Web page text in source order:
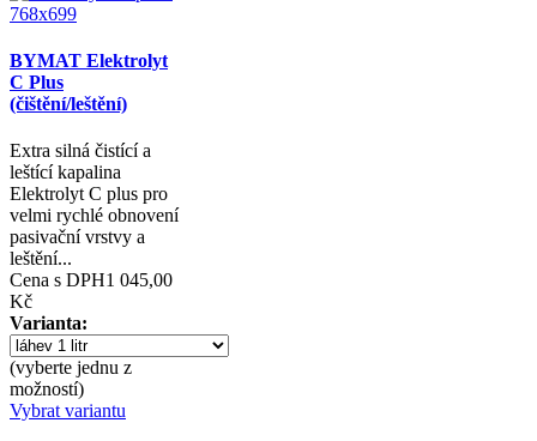
BYMAT Elektrolyt
C Plus
(čištění/leštění)
Extra silná čistící a
leštící kapalina
Elektrolyt C plus pro
velmi rychlé obnovení
pasivační vrstvy a
leštění...
Cena s DPH1 045,00
Kč
Varianta:
(vyberte jednu z
možností)
Vybrat variantu